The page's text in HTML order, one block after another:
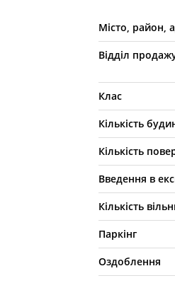
Місто, район,
Відділ
Клас
Кількість
Кількість
Введення в
Кількість
Паркінг
Оздоблення